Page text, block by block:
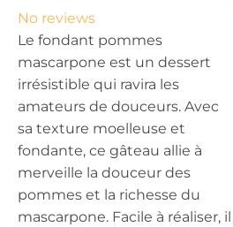
a
r
s
t
a
r
t
a
r
s
t
a
r
s
t
a
r
No reviews
Le fondant pommes
mascarpone est un dessert
irrésistible qui ravira les
amateurs de douceurs. Avec
sa texture moelleuse et
fondante, ce gâteau allie à
merveille la douceur des
pommes et la richesse du
mascarpone. Facile à réaliser,